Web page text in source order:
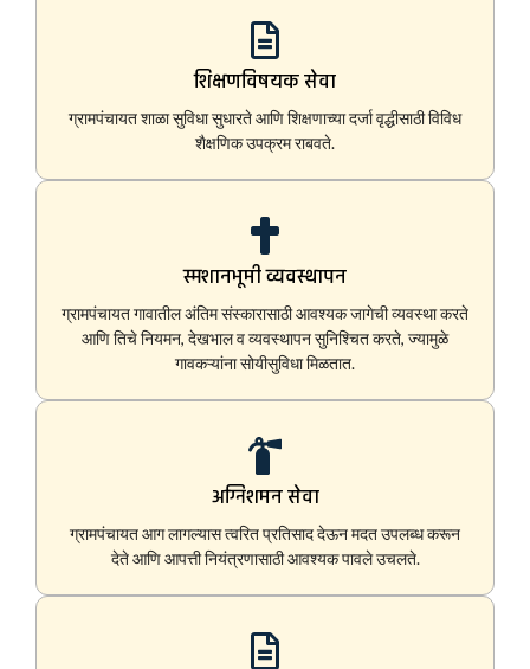
शिक्षणविषयक सेवा
ग्रामपंचायत शाळा सुविधा सुधारते आणि शिक्षणाच्या दर्जा वृद्धीसाठी विविध
शैक्षणिक उपक्रम राबवते.
स्मशानभूमी व्यवस्थापन
ग्रामपंचायत गावातील अंतिम संस्कारासाठी आवश्यक जागेची व्यवस्था करते
आणि तिचे नियमन, देखभाल व व्यवस्थापन सुनिश्चित करते, ज्यामुळे
गावकऱ्यांना सोयीसुविधा मिळतात.
अग्निशमन सेवा
ग्रामपंचायत आग लागल्यास त्वरित प्रतिसाद देऊन मदत उपलब्ध करून
देते आणि आपत्ती नियंत्रणासाठी आवश्यक पावले उचलते.